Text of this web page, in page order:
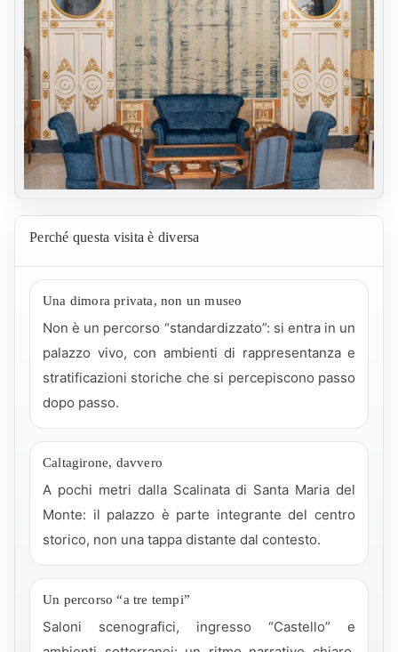
Perché questa visita è diversa
Una dimora privata, non un museo
Non è un percorso “standardizzato”: si entra in un
palazzo vivo, con ambienti di rappresentanza e
stratificazioni storiche che si percepiscono passo
dopo passo.
Caltagirone, davvero
A pochi metri dalla Scalinata di Santa Maria del
Monte: il palazzo è parte integrante del centro
storico, non una tappa distante dal contesto.
Un percorso “a tre tempi”
Saloni scenografici, ingresso “Castello” e